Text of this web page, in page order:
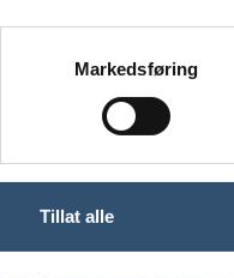
Markedsføring
Tillat alle